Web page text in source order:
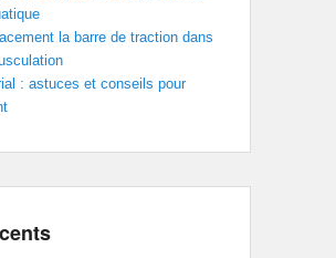
la barre de traction dans
: astuces et conseils pour